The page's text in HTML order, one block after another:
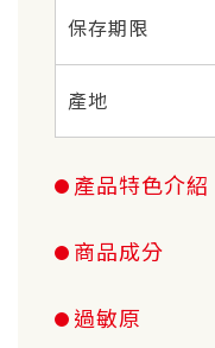
保存期限
產地
產品特色介紹
商品成分
過敏原